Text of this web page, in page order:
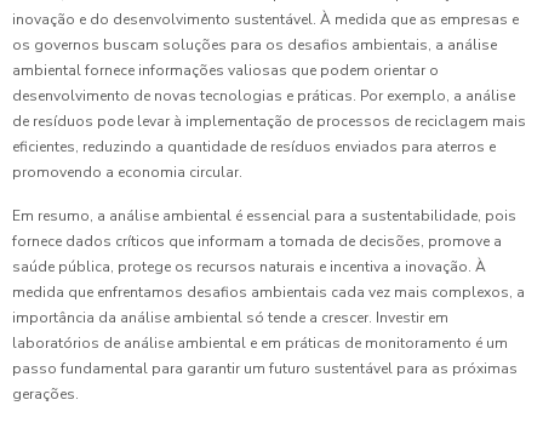
inovação e do desenvolvimento sustentável. À medida que as empresas e
os governos buscam soluções para os desafios ambientais, a análise
ambiental fornece informações valiosas que podem orientar o
desenvolvimento de novas tecnologias e práticas. Por exemplo, a análise
de resíduos pode levar à implementação de processos de reciclagem mais
eficientes, reduzindo a quantidade de resíduos enviados para aterros e
promovendo a economia circular.
Em resumo, a análise ambiental é essencial para a sustentabilidade, pois
fornece dados críticos que informam a tomada de decisões, promove a
saúde pública, protege os recursos naturais e incentiva a inovação. À
medida que enfrentamos desafios ambientais cada vez mais complexos, a
importância da análise ambiental só tende a crescer. Investir em
laboratórios de análise ambiental e em práticas de monitoramento é um
passo fundamental para garantir um futuro sustentável para as próximas
gerações.